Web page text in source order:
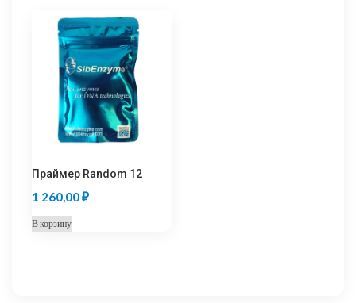
Праймер Random 12
1 260,00₽
В корзину